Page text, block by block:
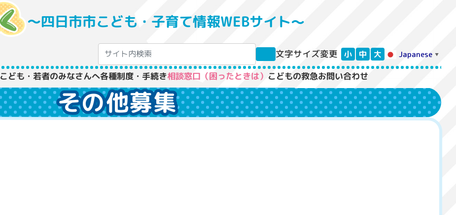
〜四日市市こども・子育て情報WEBサイト〜
文字サイズ変更 小 中 大 Japanese ▼
こども・若者のみなさんへ各種制度・手続き相談窓口（困ったときは） こどもの救急お問い合わせ
その他募集